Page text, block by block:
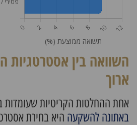
השוואה בין
ארוך
אחת ההחלטות הקריטיות
באתונה להשקעה היא בחירת